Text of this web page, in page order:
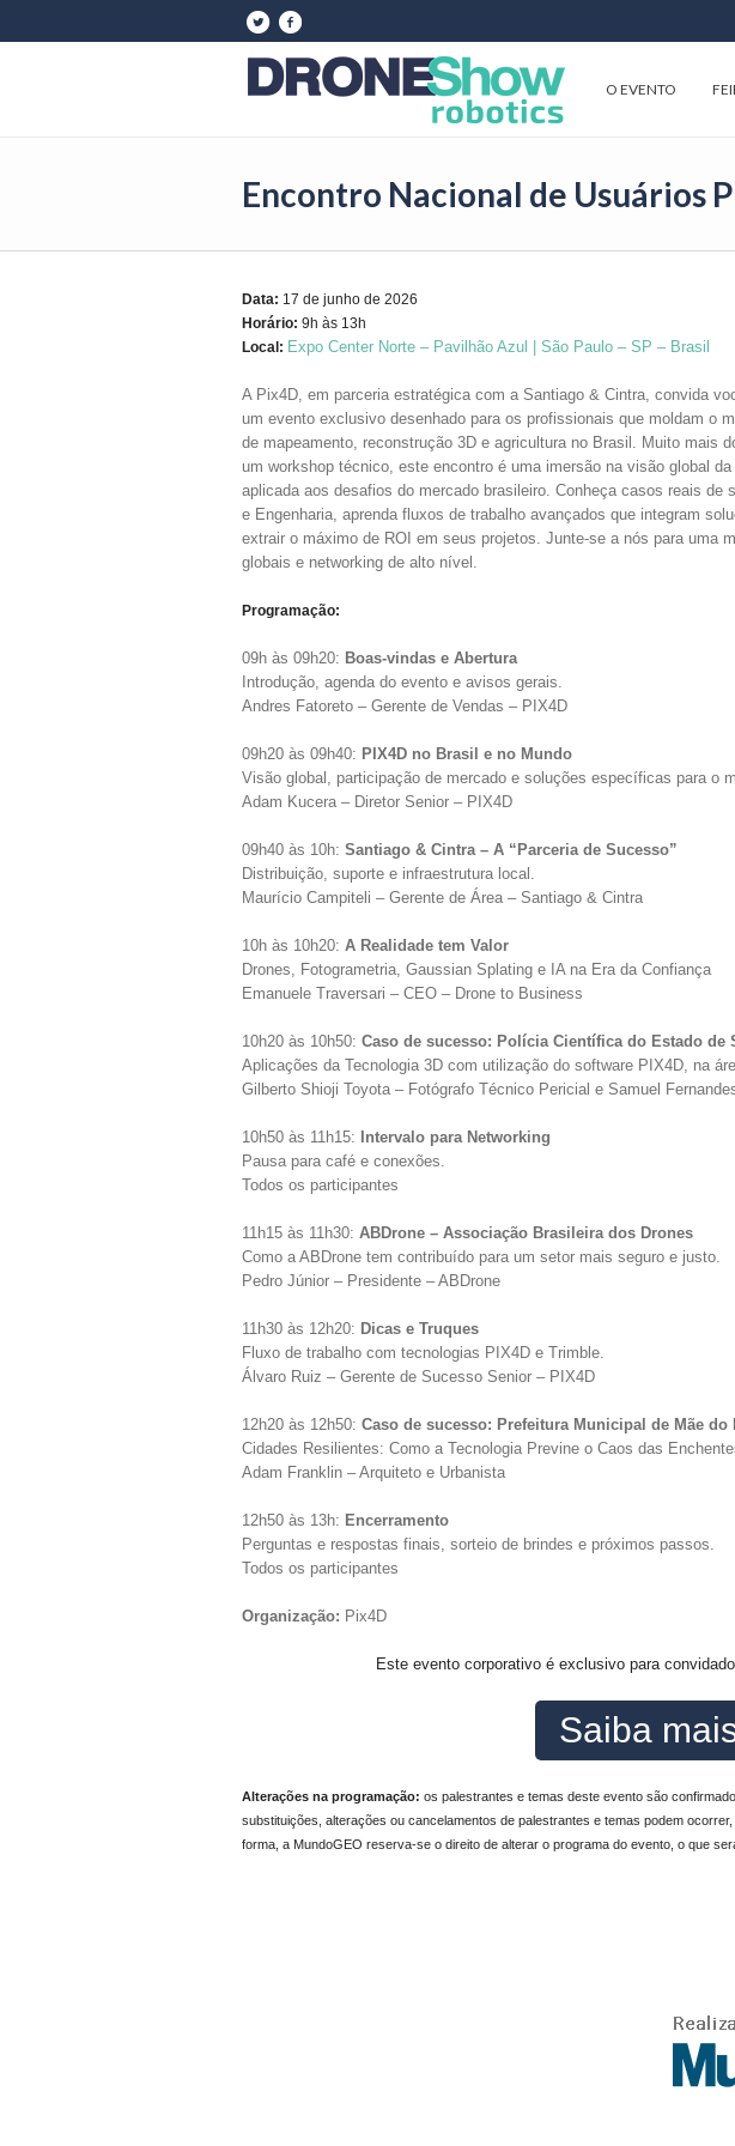
O EVENTO
Encontro Nacional de Usuários
Data: 17 de junho de 2026
Horário: 9h às 13h
Local: Expo Center Norte – Pavilhão Azul | São Paulo – SP – Brasil
A Pix4D, em parceria estratégica com a Santiago & Cintra, convida
um evento exclusivo desenhado para os profissionais que moldam o
de mapeamento, reconstrução 3D e agricultura no Brasil. Muito mais
um workshop técnico, este encontro é uma imersão na visão global
aplicada aos desafios do mercado brasileiro. Conheça casos reais
e Engenharia, aprenda fluxos de trabalho avançados que integram
extrair o máximo de ROI em seus projetos. Junte-se a nós para uma
globais e networking de alto nível.
Programação:
09h às 09h20: Boas-vindas e Abertura
Introdução, agenda do evento e avisos gerais.
Andres Fatoreto – Gerente de Vendas – PIX4D
09h20 às 09h40: PIX4D no Brasil e no Mundo
Visão global, participação de mercado e soluções específicas para o
Adam Kucera – Diretor Senior – PIX4D
09h40 às 10h: Santiago & Cintra – A “Parceria de Sucesso”
Distribuição, suporte e infraestrutura local.
Maurício Campiteli – Gerente de Área – Santiago & Cintra
10h às 10h20: A Realidade tem Valor
Drones, Fotogrametria, Gaussian Splating e IA na Era da Confiança
Emanuele Traversari – CEO – Drone to Business
10h20 às 10h50: Caso de sucesso: Polícia Científica do Estado de
Aplicações da Tecnologia 3D com utilização do software PIX4D, na
Gilberto Shioji Toyota – Fotógrafo Técnico Pericial e Samuel
10h50 às 11h15:
Intervalo para Networking
Pausa para café e conexões.
Todos os participantes
11h15 às 11h30: ABDrone – Associação Brasileira dos Drones
Como a ABDrone tem contribuído para um setor mais seguro e justo.
Pedro Júnior – Presidente – ABDrone
11h30 às 12h20: Dicas e Truques
Fluxo de trabalho com tecnologias PIX4D e Trimble.
Álvaro Ruiz – Gerente de Sucesso Senior – PIX4D
12h20 às 12h50: Caso de sucesso: Prefeitura Municipal de Mãe do
Cidades Resilientes: Como a Tecnologia Previne o Caos das
Adam Franklin – Arquiteto e Urbanista
12h50 às 13h: Encerramento
Perguntas e respostas finais, sorteio de brindes e próximos passos.
Todos os participantes
Organização: Pix4D
Este evento corporativo é exclusivo para
Saiba
Alterações na programação: os palestrantes e temas deste evento são
substituições, alterações ou cancelamentos de palestrantes e temas podem
forma, a MundoGEO reserva-se o direito de alterar o programa do evento, o que